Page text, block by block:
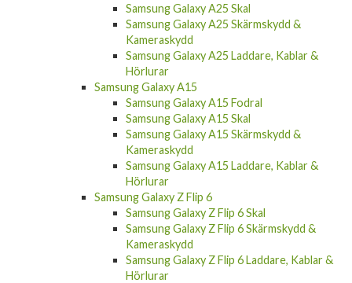
Samsung Galaxy A25 Skal
Samsung Galaxy A25 Skärmskydd &
Kameraskydd
Samsung Galaxy A25 Laddare, Kablar &
Hörlurar
Samsung Galaxy A15
Samsung Galaxy A15 Fodral
Samsung Galaxy A15 Skal
Samsung Galaxy A15 Skärmskydd &
Kameraskydd
Samsung Galaxy A15 Laddare, Kablar &
Hörlurar
Samsung Galaxy Z Flip 6
Samsung Galaxy Z Flip 6 Skal
Samsung Galaxy Z Flip 6 Skärmskydd &
Kameraskydd
Samsung Galaxy Z Flip 6 Laddare, Kablar &
Hörlurar